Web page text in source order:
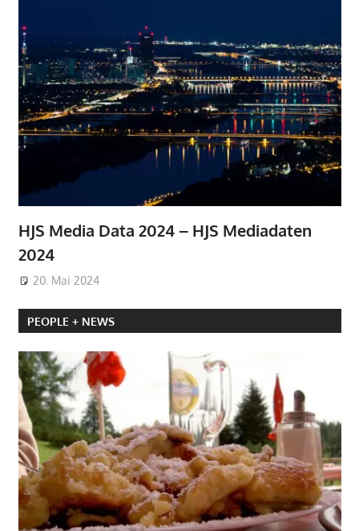
HJS Media Data 2024 – HJS Mediadaten
2024
20. Mai 2024
PEOPLE + NEWS